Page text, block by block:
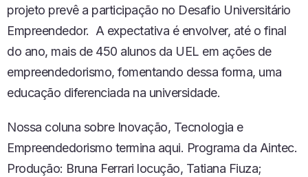
projeto prevê a participação no Desafio Universitário
Empreendedor. A expectativa é envolver, até o final
do ano, mais de 450 alunos da UEL em ações de
empreendedorismo, fomentando dessa forma, uma
educação diferenciada na universidade.
Nossa coluna sobre Inovação, Tecnologia e
Empreendedorismo termina aqui. Programa da Aintec.
Produção: Bruna Ferrari locução, Tatiana Fiuza;